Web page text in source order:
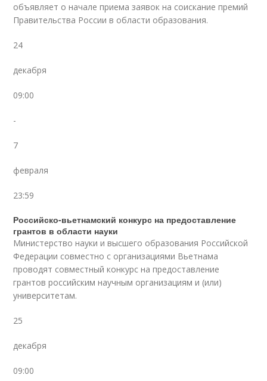
объявляет о начале приема заявок на соискание премий
Правительства России в области образования.
24
декабря
09:00
-
7
февраля
23:59
Российско-вьетнамский конкурс на предоставление
грантов в области науки
Министерство науки и высшего образования Российской
Федерации совместно с организациями Вьетнама
проводят совместный конкурс на предоставление
грантов российским научным организациям и (или)
университетам.
25
декабря
09:00